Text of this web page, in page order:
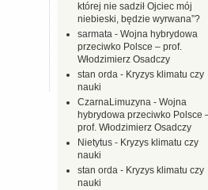
której nie sadził Ojciec mój
niebieski, będzie wyrwana”?
sarmata - Wojna hybrydowa
przeciwko Polsce – prof.
Włodzimierz Osadczy
stan orda - Kryzys klimatu czy
nauki
CzarnaLimuzyna - Wojna
hybrydowa przeciwko Polsce
prof. Włodzimierz Osadczy
Nietytus - Kryzys klimatu czy
nauki
stan orda - Kryzys klimatu czy
nauki